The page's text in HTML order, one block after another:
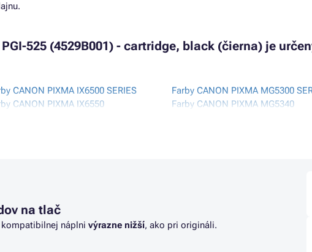
525 (4529B001) - cartridge, black (čierna) je
CANON PIXMA IX6500 SERIES
CANON PIXMA IX6550
Farby CANON PIXMA MG5300
Farby CANON PIXMA MG5340
Farby CANON PIXMA MG8200
na tlač
náplni výrazne nižší, ako pri origináli.